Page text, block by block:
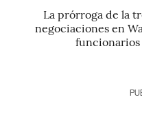
La prórroga de la
negociaciones en
funcionarios